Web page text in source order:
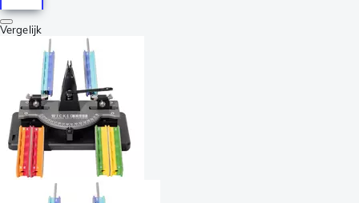
Vergelijk